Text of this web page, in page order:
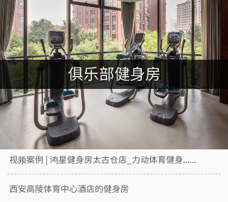
视频案例 | 鸿星健身房太古仓店_力动体育健身......
西安高陵体育中心酒店的健身房